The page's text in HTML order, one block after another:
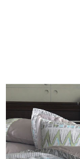
結帳頁面，進行簡
２．訂單成立數日
３．收到繳費通知
ATM／網路銀行／
購買商品的店家。
後付繳納相關費用。
※ 交易是否成功請
是否繳費成功／繳
客戶支援中心」
【注意事項】